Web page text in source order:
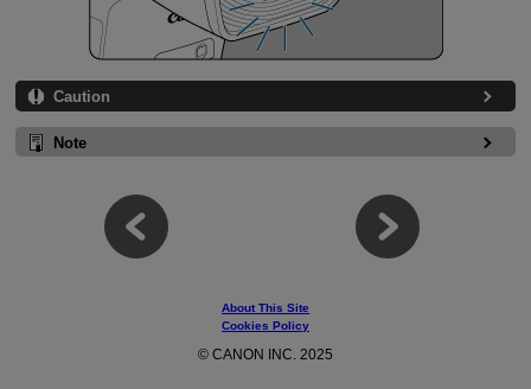
Caution
Note
About This Site
Cookies Policy
© CANON INC. 2025